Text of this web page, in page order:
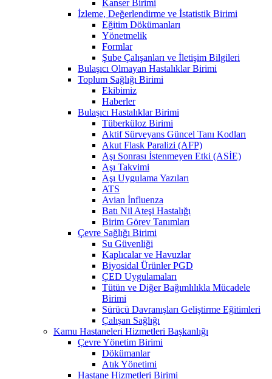
Kanser Birimi
İzleme, Değerlendirme ve İstatistik Birimi
Eğitim Dökümanları
Yönetmelik
Formlar
Şube Çalışanları ve İletişim Bilgileri
Bulaşıcı Olmayan Hastalıklar Birimi
Toplum Sağlığı Birimi
Ekibimiz
Haberler
Bulaşıcı Hastalıklar Birimi
Tüberküloz Birimi
Aktif Sürveyans Güncel Tanı Kodları
Akut Flask Paralizi (AFP)
Aşı Sonrası İstenmeyen Etki (ASİE)
Aşı Takvimi
Aşı Uygulama Yazıları
ATS
Avian İnfluenza
Batı Nil Ateşi Hastalığı
Birim Görev Tanımları
Çevre Sağlığı Birimi
Su Güvenliği
Kaplıcalar ve Havuzlar
Biyosidal Ürünler PGD
ÇED Uygulamaları
Tütün ve Diğer Bağımlılıkla Mücadele
Birimi
Sürücü Davranışları Geliştirme Eğitimleri
Çalışan Sağlığı
Kamu Hastaneleri Hizmetleri Başkanlığı
Çevre Yönetim Birimi
Dökümanlar
Atık Yönetimi
Hastane Hizmetleri Birimi